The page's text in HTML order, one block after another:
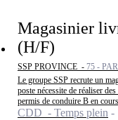
Magasinier
(H/F)
SSP PROVINCE - 75 -
Le groupe SSP recrute un
poste nécessite de réaliser
permis de conduire B en
CDD - Temps plein